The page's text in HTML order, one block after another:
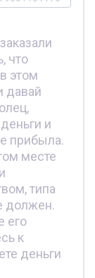
что
этом
давай
и
прибыла.
месте
типа
должен.
его
к
деньги